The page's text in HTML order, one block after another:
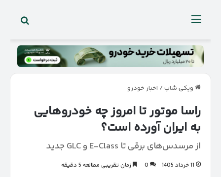
منو
ویکی شاپ/ اخبار خودرو
راسا موتور تا امروز چه خودروهایی
به ایران آورده است؟
از مرسدس‌های برقی تا E-Class و GLC جدید
11 خرداد 1405 0 زمان تقریبی مطالعه 5 دقیقه